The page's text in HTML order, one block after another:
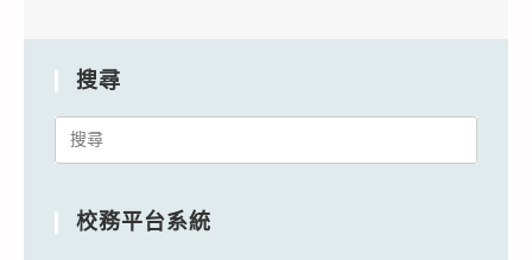
搜尋
Search
校務平台系統